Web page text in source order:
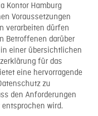
Kontor Hamburg
Voraussetzungen
verarbeiten dürfen
Betroffenen darüber
einer übersichtlichen
für das
eine hervorragende
zu
den Anforderungen
entsprochen wird.